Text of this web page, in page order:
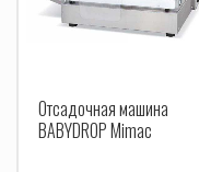
Отсадочная машина
BABYDROP Mimac